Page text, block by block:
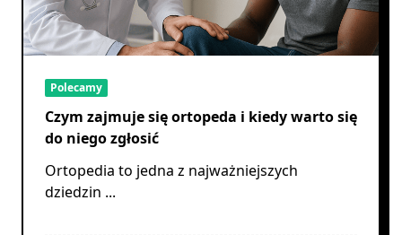
Polecamy
Czym zajmuje się ortopeda i kiedy warto się
do niego zgłosić
Ortopedia to jedna z najważniejszych
dziedzin ...